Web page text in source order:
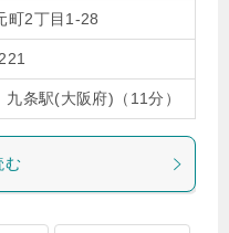
町2丁目1-28
条駅(大阪府)（11分）
む